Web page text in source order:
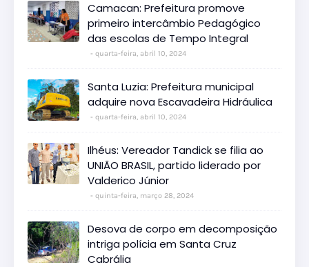
Camacan: Prefeitura promove
primeiro intercâmbio Pedagógico
das escolas de Tempo Integral
quarta-feira, abril 10, 2024
Santa Luzia: Prefeitura municipal
adquire nova Escavadeira Hidráulica
quarta-feira, abril 10, 2024
Ilhéus: Vereador Tandick se filia ao
UNIÃO BRASIL, partido liderado por
Valderico Júnior
quinta-feira, março 28, 2024
Desova de corpo em decomposição
intriga polícia em Santa Cruz
Cabrália